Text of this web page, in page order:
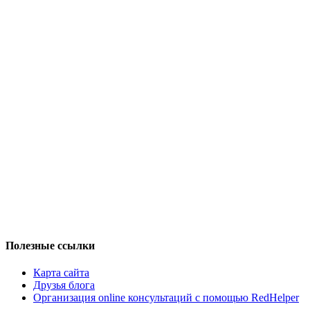
Полезные ссылки
Карта сайта
Друзья блога
Организация online консультаций с помощью RedHelper